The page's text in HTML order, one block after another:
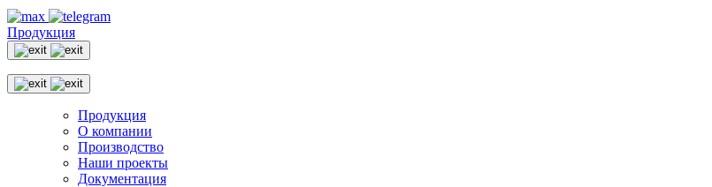
Продукция
Продукция
О компании
Производство
Наши проекты
Документация